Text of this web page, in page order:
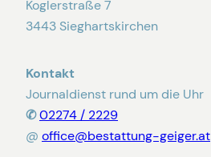
Koglerstraße 7
3443 Sieghartskirchen
Kontakt
Journaldienst rund um die Uhr
✆02274 / 2229
@ office@bestattung-geiger.at